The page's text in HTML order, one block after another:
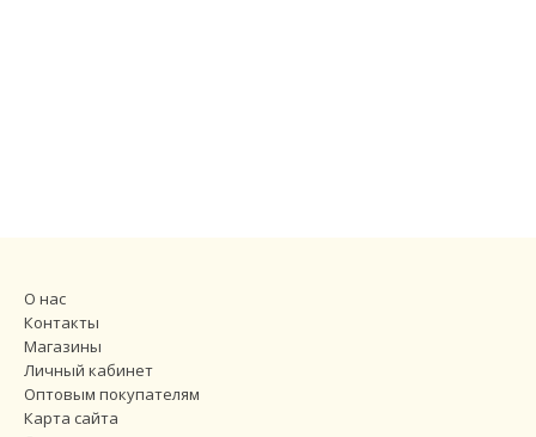
О нас
Контакты
Магазины
Личный кабинет
Оптовым покупателям
Карта сайта